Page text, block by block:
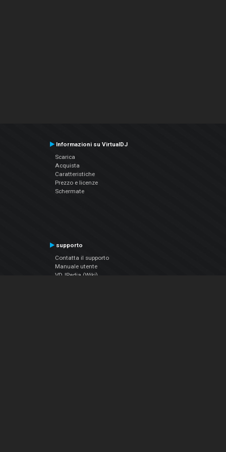
Informazioni su VirtualDJ
Scarica
Acquista
Caratteristiche
Prezzo e licenze
Schermate
supporto
Contatta il supporto
Manuale utente
VDJPedia (Wiki)